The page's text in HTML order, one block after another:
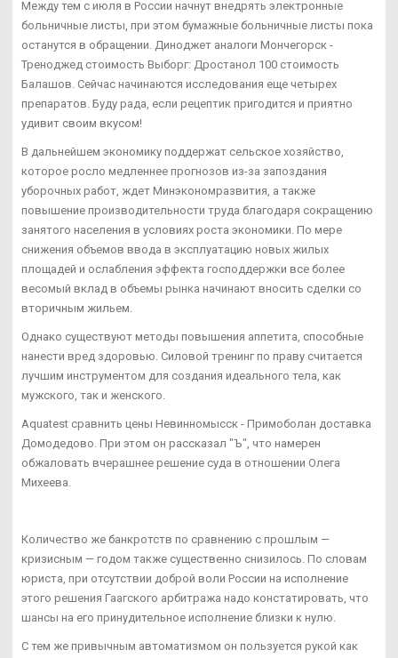
Между тем с июля в России начнут внедрять электронные
больничные листы, при этом бумажные больничные листы пока
останутся в обращении. Диноджет аналоги Мончегорск -
Треноджед стоимость Выборг: Дростанол 100 стоимость
Балашов. Сейчас начинаются исследования еще четырех
препаратов. Буду рада, если рецептик пригодится и приятно
удивит своим вкусом!
В дальнейшем экономику поддержат сельское хозяйство,
которое росло медленнее прогнозов из-за запоздания
уборочных работ, ждет Минэкономразвития, а также
повышение производительности труда благодаря сокращению
занятого населения в условиях роста экономики. По мере
снижения объемов ввода в эксплуатацию новых жилых
площадей и ослабления эффекта господдержки все более
весомый вклад в объемы рынка начинают вносить сделки со
вторичным жильем.
Однако существуют методы повышения аппетита, способные
нанести вред здоровью. Силовой тренинг по праву считается
лучшим инструментом для создания идеального тела, как
мужского, так и женского.
Aquatest сравнить цены Невинномысск - Примоболан доставка
Домодедово. При этом он рассказал "Ъ", что намерен
обжаловать вчерашнее решение суда в отношении Олега
Михеева.
Количество же банкротств по сравнению с прошлым —
кризисным — годом также существенно снизилось. По словам
юриста, при отсутствии доброй воли России на исполнение
этого решения Гаагского арбитража надо констатировать, что
шансы на его принудительное исполнение близки к нулю.
С тем же привычным автоматизмом он пользуется рукой как